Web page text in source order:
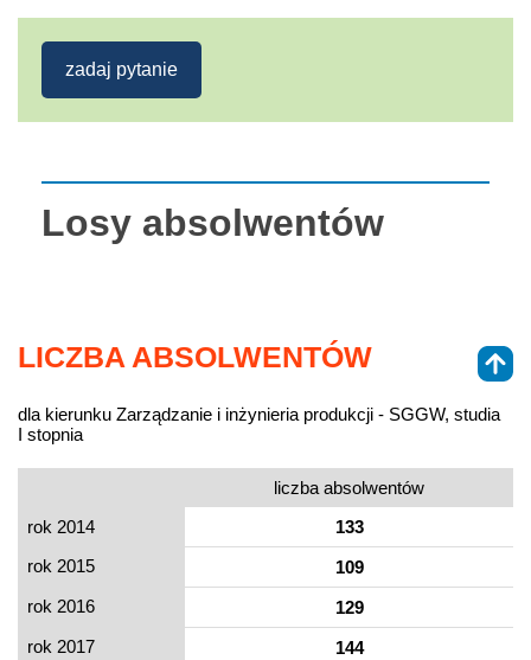
zadaj pytanie
Losy absolwentów
LICZBA ABSOLWENTÓW
dla kierunku Zarządzanie i inżynieria produkcji - SGGW, studia
I stopnia
liczba absolwentów
rok 2014
133
rok 2015
109
rok 2016
129
rok 2017
144